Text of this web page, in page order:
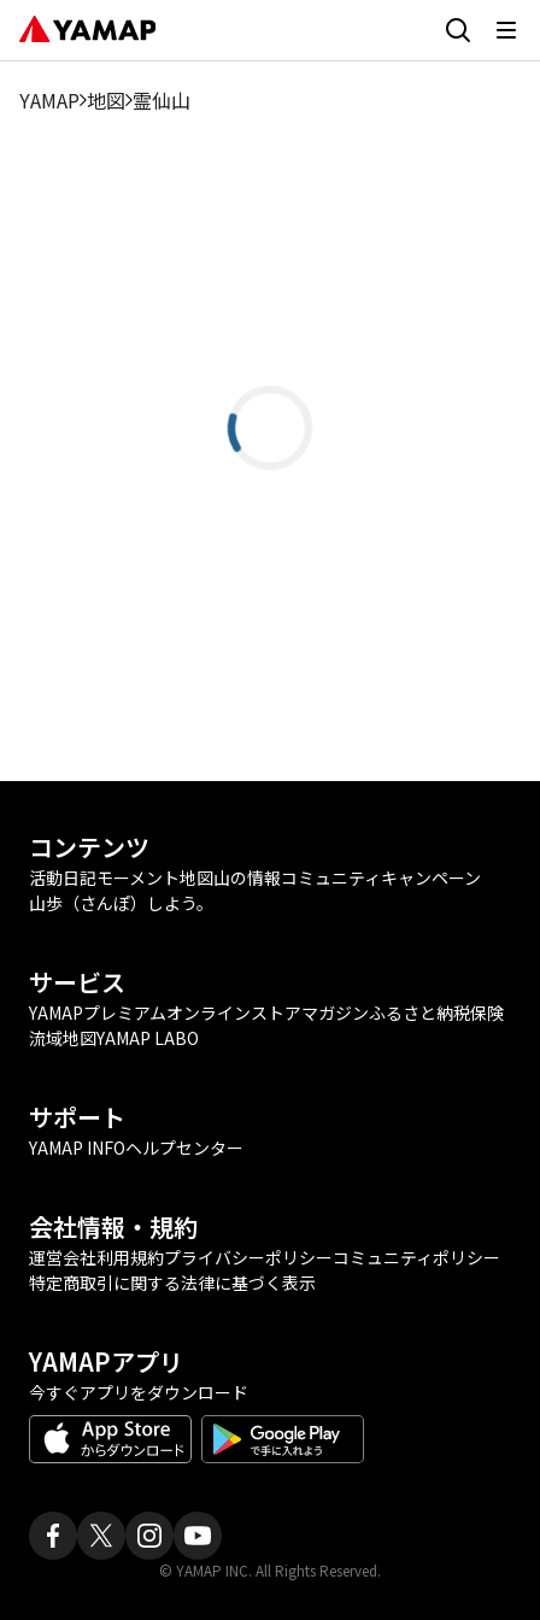
YAMAP 地図 霊仙山
コンテンツ
活動日記モーメント地図山の情報コミュニティ キャンペーン
山歩（さんぽ）しよう。
サービス
YAMAPプレミアムオンラインストアマガジンふるさと納税保険
流域地図YAMAP LABO
サポート
YAMAP INFOヘルプセンター
会社情報・規約
運営会社利用規約プライバシーポリシーコミュニティポリシー
特定商取引に関する法律に基づく表示
YAMAPアプリ
今すぐアプリをダウンロード
© YAMAP INC. All Rights Reserved.